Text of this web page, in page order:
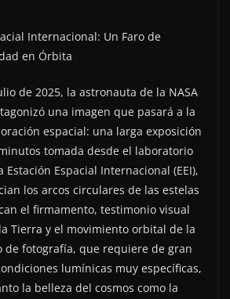
de 2025, la astronauta de la NASA
una imagen que pasará a la
espacial: una larga exposición
tomada desde el laboratorio
Estación Espacial Internacional (EEI),
los arcos circulares de las estelas
el firmamento, testimonio visual
Tierra y el movimiento orbital de la
de fotografía, que requiere de gran
lumínicas muy específicas,
la belleza del cosmos como la